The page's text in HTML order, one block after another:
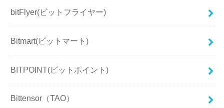
bitFlyer(ビットフライヤー)
Bitmart(ビットマート)
BITPOINT(ビットポイント)
Bittensor（TAO）